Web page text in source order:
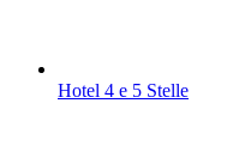
Hotel 4 e 5 Stelle